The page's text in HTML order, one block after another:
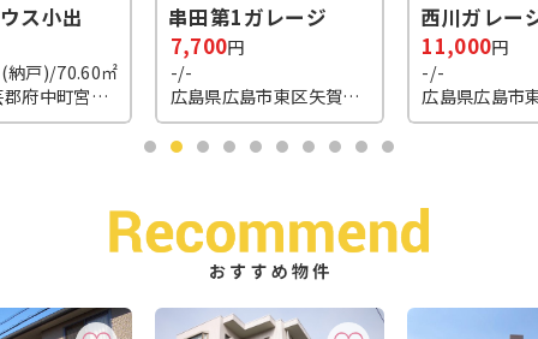
レージ
広島県広島市東区矢賀新町２丁目469-2
西川ガレージ
11,000円
-/-
広島県広島市東区矢賀４丁目279番１
石川ガレー
13,000円
-/-